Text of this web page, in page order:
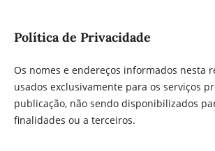
Política de Privacidade
Os nomes e endereços informados nesta
usados exclusivamente para os serviços
publicação, não sendo disponibilizados
finalidades ou a terceiros.